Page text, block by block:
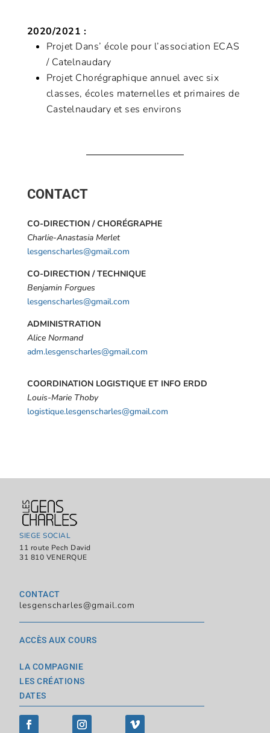
2020/2021 :
Projet Dans’ école pour l’association ECAS
/ Catelnaudary
Projet Chorégraphique annuel avec six
classes, écoles maternelles et primaires de
Castelnaudary et ses environs
CONTACT
CO-DIRECTION / CHORÉGRAPHE
Charlie-Anastasia Merlet
lesgenscharles@gmail.com
CO-DIRECTION / TECHNIQUE
Benjamin Forgues
lesgenscharles@gmail.com
ADMINISTRATION
Alice Normand
adm.lesgenscharles@gmail.com
COORDINATION LOGISTIQUE ET INFO ERDD
Louis-Marie Thoby
logistique.lesgenscharles@gmail.com
SIEGE SOCIAL
11 route Pech David
31 810 VENERQUE
CONTACT
lesgenscharles@gmail.com
ACCÈS AUX COURS
LA COMPAGNIE
LES CRÉATIONS
DATES